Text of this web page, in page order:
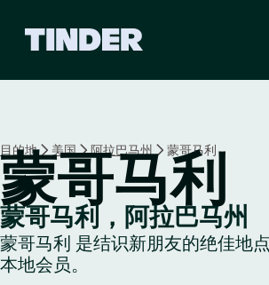
首
页
目的地 美国 阿拉巴马州 蒙哥马利
蒙哥马利
蒙哥马利，阿拉巴马州
蒙哥马利 是结识新朋友的绝佳地
本地会员。